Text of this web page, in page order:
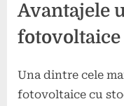
Avantajele
fotovoltaice
Una dintre cele
fotovoltaice cu